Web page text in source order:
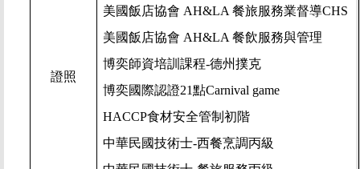
證照
美國飯店協會 AH&LA 餐旅服務業督導CHS
美國飯店協會 AH&LA 餐飲服務與管理
博奕師資培訓課程-德州撲克
博奕國際認證21點Carnival game
HACCP食材安全管制初階
中華民國技術士-西餐烹調丙級